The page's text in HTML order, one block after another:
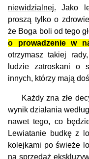
niewidzialnej. Jako
proszą tylko o
że Boga boli od tego
o prowadzenie w
otrzymasz takiej
ludzie zatroskani o
innych, którzy mają
Każdy zna złe
wynik działania
nawet tego, co
Lewiatanie budkę z
kolejkami po świeże
na sprzedaż